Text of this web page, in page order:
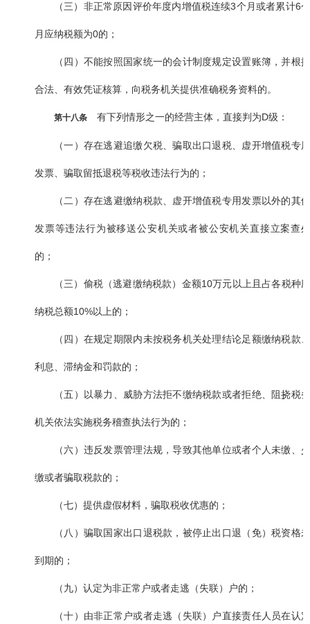
（三）非正常原因评价年度内增值税连续3个月或者累计6个
月应纳税额为0的；
（四）不能按照国家统一的会计制度规定设置账簿，并根据
合法、有效凭证核算，向税务机关提供准确税务资料的。
第十八条 有下列情形之一的经营主体，直接判为D级：
（一）存在逃避追缴欠税、骗取出口退税、虚开增值税专用
发票、骗取留抵退税等税收违法行为的；
（二）存在逃避缴纳税款、虚开增值税专用发票以外的其他
发票等违法行为被移送公安机关或者被公安机关直接立案查处
的；
（三）偷税（逃避缴纳税款）金额10万元以上且占各税种应
纳税总额10%以上的；
（四）在规定期限内未按税务机关处理结论足额缴纳税款、
利息、滞纳金和罚款的；
（五）以暴力、威胁方法拒不缴纳税款或者拒绝、阻挠税务
机关依法实施税务稽查执法行为的；
（六）违反发票管理法规，导致其他单位或者个人未缴、少
缴或者骗取税款的；
（七）提供虚假材料，骗取税收优惠的；
（八）骗取国家出口退税款，被停止出口退（免）税资格未
到期的；
（九）认定为非正常户或者走逃（失联）户的；
（十）由非正常户或者走逃（失联）户直接责任人员在认定